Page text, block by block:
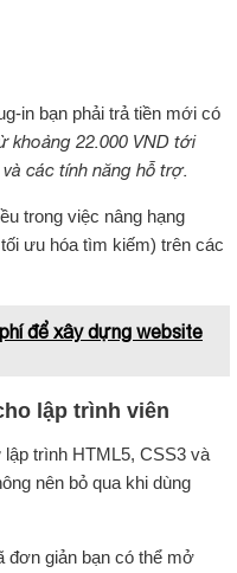
in bạn phải trả tiền mới có
khoảng 22.000 VND tới
các tính năng hỗ trợ.
trong việc nâng hạng
ưu hóa tìm kiếm) trên các
để xây dựng website
lập trình viên
trình HTML5, CSS3 và
nên bỏ qua khi dùng
đơn giản bạn có thể mở